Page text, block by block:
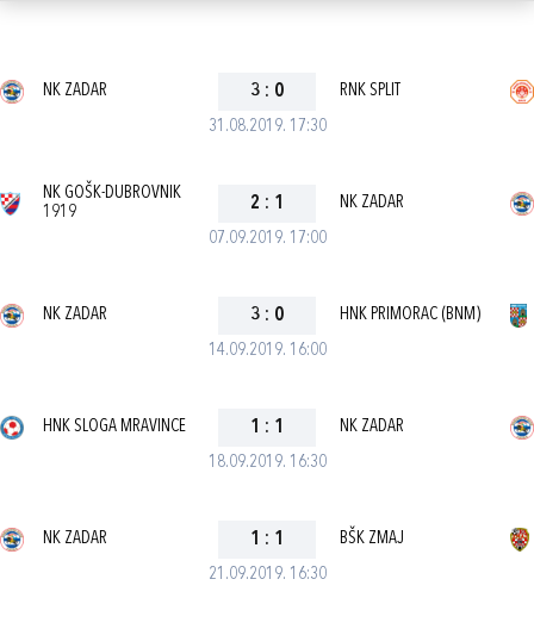
31.08.2019. 17:30
NK ZADAR 3 : 0 RNK SPLIT
07.09.2019. 17:00
NK GOŠK-DUBROVNIK
1919
2 : 1 NK ZADAR
14.09.2019. 16:00
NK ZADAR 3 : 0 HNK PRIMORAC (BNM)
18.09.2019. 16:30
HNK SLOGA MRAVINCE 1 : 1 NK ZADAR
21.09.2019. 16:30
NK ZADAR 1 : 1 BŠK ZMAJ